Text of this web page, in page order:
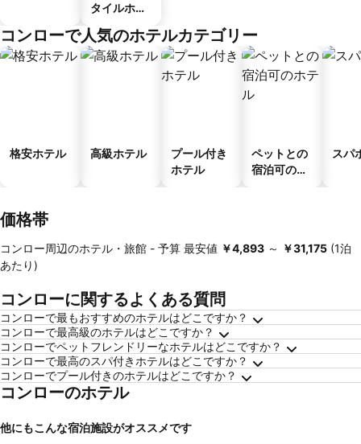
タイルホテ
コンローで人気のホテルカテゴリー
格安ホテル 高級ホテル
プール付き
ホテル
ペットとの
宿泊可のホ
スパ
価格帯
コンロー周辺のホテル・旅館 - 予算 最安値 ‎￥4,893 ～ ‎￥31,175 (1泊
あたり)
コンローに関するよくある質問
コンローで最もおすすめのホテルはどこですか？
コンローで最高級のホテルはどこですか？
コンローでペットフレンドリーなホテルはどこですか？
コンローで最高のスパ付きホテルはどこですか？
コンローでプール付きのホテルはどこですか？
コンローのホテル
他にもこんな宿泊施設がオススメです